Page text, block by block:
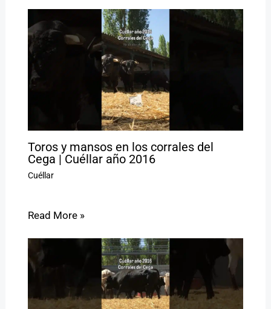
Toros y mansos en los corrales del
Cega | Cuéllar año 2016
Cuéllar
Read More »